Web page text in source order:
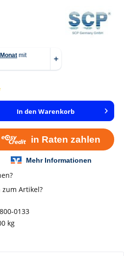
In den Warenkorb
zum Artikel?
0133
kg